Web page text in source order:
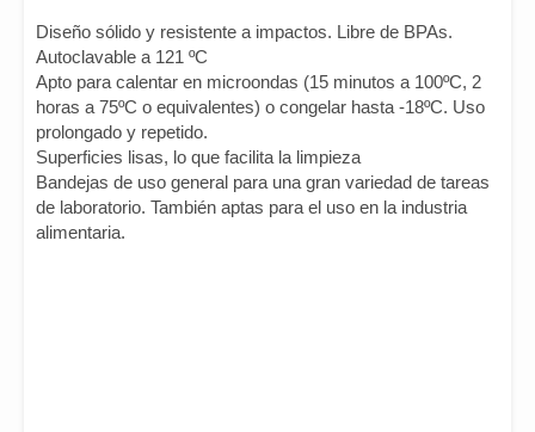
Diseño sólido y resistente a impactos. Libre de BPAs.
Autoclavable a 121 ºC
Apto para calentar en microondas (15 minutos a 100ºC, 2
horas a 75ºC o equivalentes) o congelar hasta -18ºC. Uso
prolongado y repetido.
Superficies lisas, lo que facilita la limpieza
Bandejas de uso general para una gran variedad de tareas
de laboratorio. También aptas para el uso en la industria
alimentaria.